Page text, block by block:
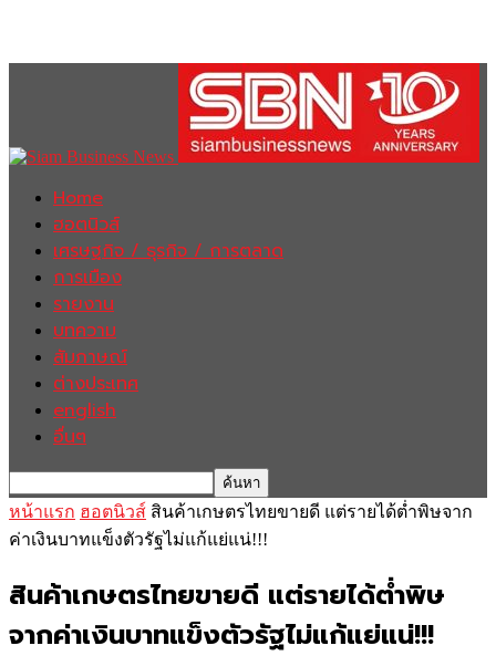
Home
ฮอตนิวส์
เศรษฐกิจ / ธุรกิจ / การตลาด
การเมือง
รายงาน
บทความ
สัมภาษณ์
ต่างประเทศ
english
อื่นๆ
หน้าแรก ฮอตนิวส์ สินค้าเกษตรไทยขายดี แต่รายได้ต่ำพิษจาก
ค่าเงินบาทแข็งตัวรัฐไม่แก้แย่แน่!!!
สินค้าเกษตรไทยขายดี แต่รายได้ต่ำพิษ
จากค่าเงินบาทแข็งตัวรัฐไม่แก้แย่แน่!!!